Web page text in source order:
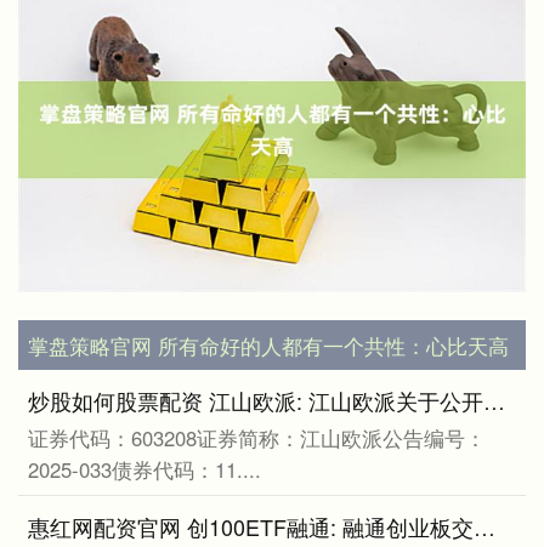
掌盘策略官网 所有命好的人都有一个共性：心比天高
炒股如何股票配资 江山欧派: 江山欧派关于公开发行A股可转换公司债券2025年跟踪评级结果的公告
证券代码：603208证券简称：江山欧派公告编号：
2025-033债券代码：11....
惠红网配资官网 创100ETF融通: 融通创业板交易型开放式指数证券投资基金2025年第2季度报告